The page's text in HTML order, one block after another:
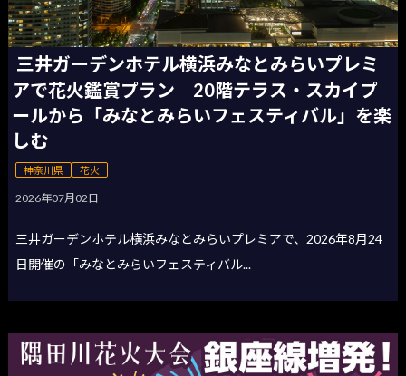
三井ガーデンホテル横浜みなとみらいプレミ
アで花火鑑賞プラン 20階テラス・スカイプ
ールから「みなとみらいフェスティバル」を楽
しむ
神奈川県 花火
2026年07月02日
三井ガーデンホテル横浜みなとみらいプレミアで、2026年8月24
日開催の「みなとみらいフェスティバル...